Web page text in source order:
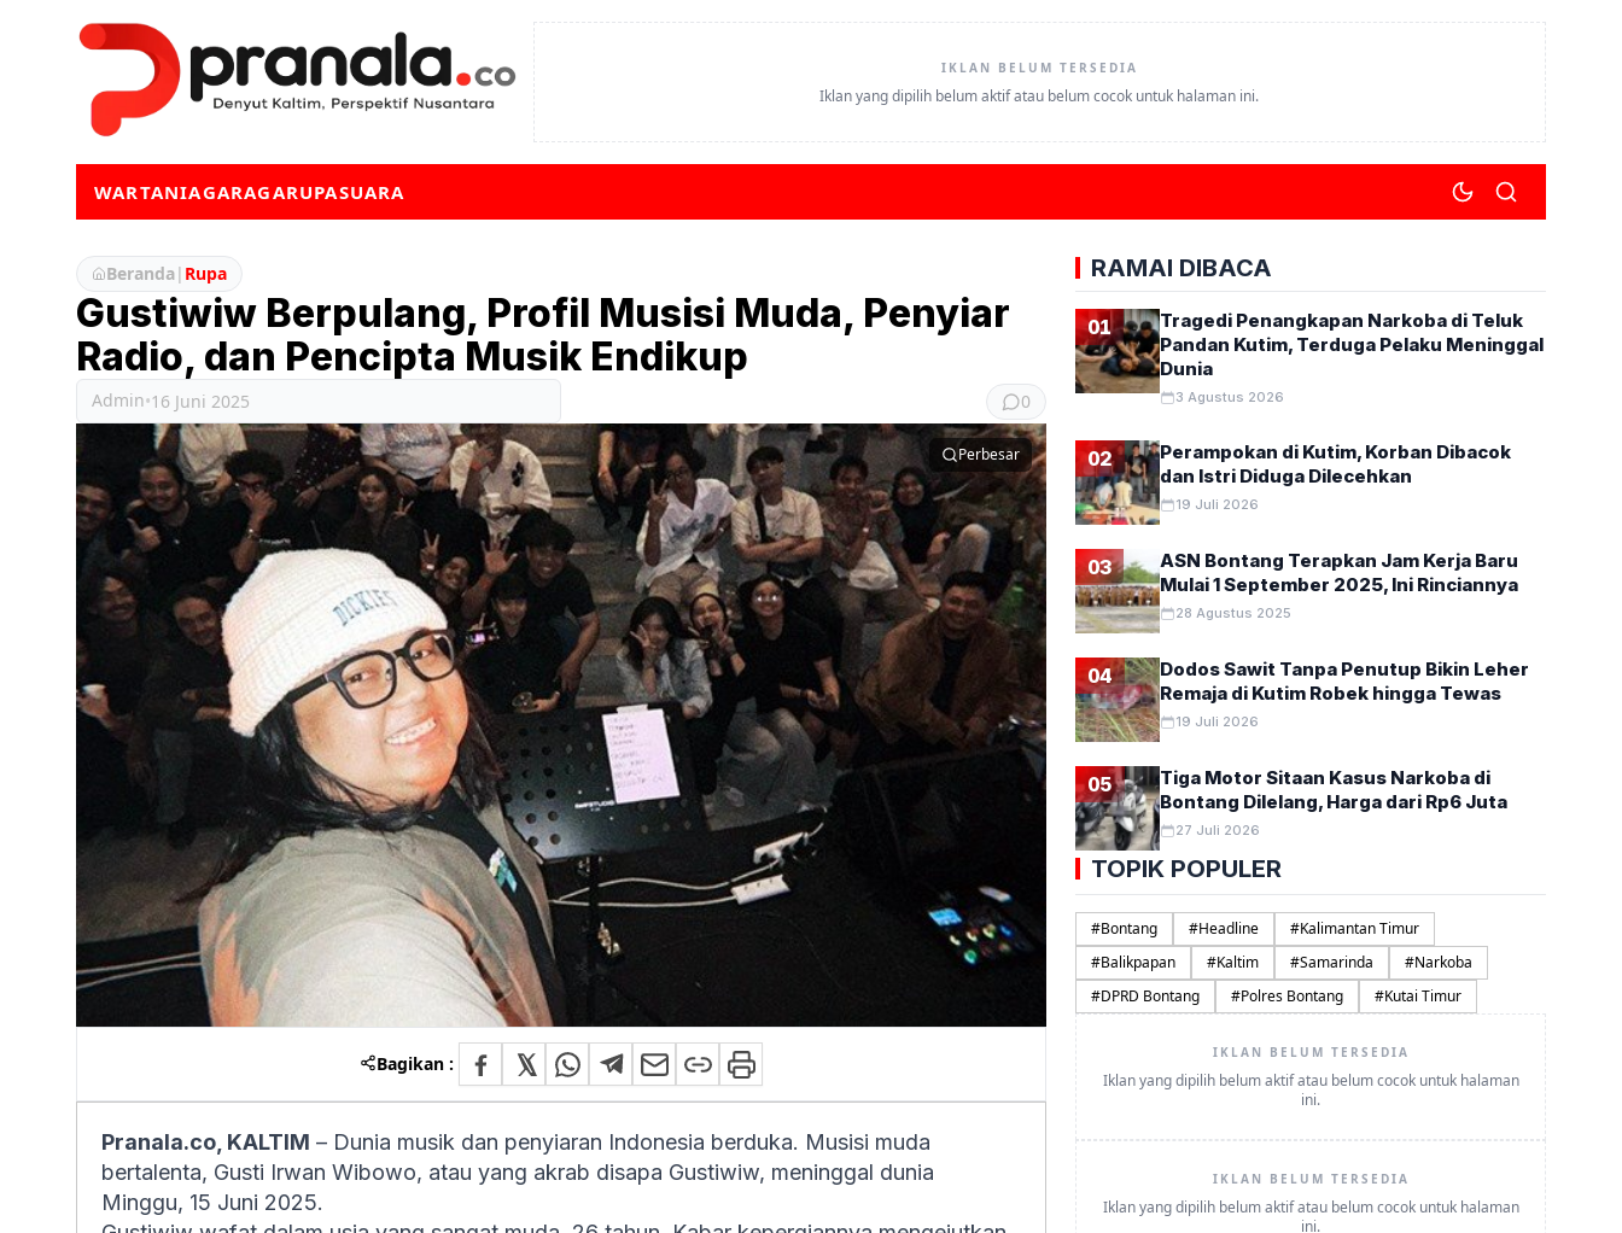
IKLAN BELUM TERSEDIA
Iklan yang dipilih belum aktif atau belum cocok untuk halaman ini.
WARTANIAGARAGARUPASUARA
Beranda| Rupa
Gustiwiw Berpulang, Profil Musisi Muda, Penyiar
Radio, dan Pencipta Musik Endikup
Admin•16 Juni 2025 0
Perbesar
Bagikan :
Pranala.co, KALTIM – Dunia musik dan penyiaran Indonesia berduka. Musisi muda
bertalenta, Gusti Irwan Wibowo, atau yang akrab disapa Gustiwiw, meninggal dunia
Minggu, 15 Juni 2025.
RAMAI DIBACA
01
Tragedi Penangkapan Narkoba di Teluk
Pandan Kutim, Terduga Pelaku Meninggal
Dunia
3 Agustus 2026
02
Perampokan di Kutim, Korban Dibacok
dan Istri Diduga Dilecehkan
19 Juli 2026
03
ASN Bontang Terapkan Jam Kerja Baru
Mulai 1 September 2025, Ini Rinciannya
28 Agustus 2025
04
Dodos Sawit Tanpa Penutup Bikin Leher
Remaja di Kutim Robek hingga Tewas
19 Juli 2026
05
Tiga Motor Sitaan Kasus Narkoba di
Bontang Dilelang, Harga dari Rp6 Juta
27 Juli 2026
TOPIK POPULER
#Bontang #Headline #Kalimantan Timur
#Balikpapan #Kaltim #Samarinda #Narkoba
#DPRD Bontang #Polres Bontang #Kutai Timur
IKLAN BELUM TERSEDIA
Iklan yang dipilih belum aktif atau belum cocok untuk halaman
ini.
IKLAN BELUM TERSEDIA
Iklan yang dipilih belum aktif atau belum cocok untuk halaman
ini.